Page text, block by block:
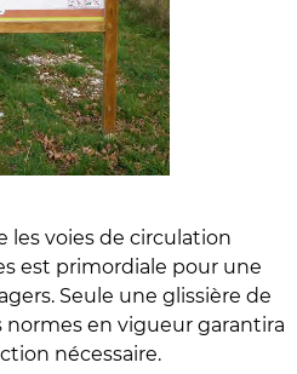
les voies de circulation
est primordiale pour une
Seule une glissière de
en vigueur garantira
nécessaire.